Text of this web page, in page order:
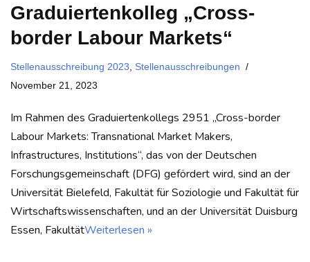
Graduiertenkolleg „Cross-
border Labour Markets“
Stellenausschreibung 2023, Stellenausschreibungen
November 21, 2023
Im Rahmen des Graduiertenkollegs 2951 „Cross-border
Labour Markets: Transnational Market Makers,
Infrastructures, Institutions“, das von der Deutschen
Forschungsgemeinschaft (DFG) gefördert wird, sind an der
Universität Bielefeld, Fakultät für Soziologie und Fakultät für
Wirtschaftswissenschaften, und an der Universität Duisburg
Essen, FakultätWeiterlesen »